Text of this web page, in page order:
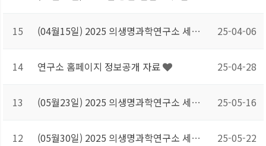
15 (04월15일) 2025 의생명과학연구소 세미나 25-04-06
14 연구소 홈페이지 정보공개 자료 25-04-28
13 (05월23일) 2025 의생명과학연구소 세미나 25-05-16
12 (05월30일) 2025 의생명과학연구소 세미나 25-05-22